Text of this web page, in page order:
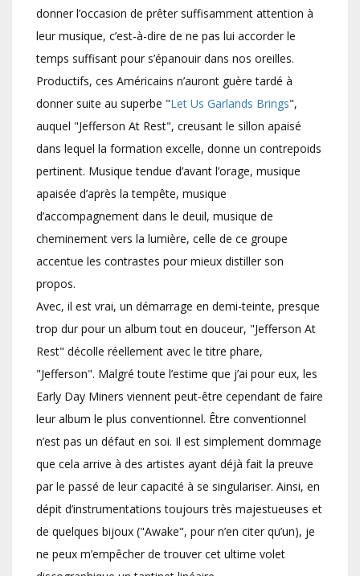
donner l’occasion de prêter suffisamment attention à
leur musique, c’est-à-dire de ne pas lui accorder le
temps suffisant pour s’épanouir dans nos oreilles.
Productifs, ces Américains n’auront guère tardé à
donner suite au superbe "Let Us Garlands Brings",
auquel "Jefferson At Rest", creusant le sillon apaisé
dans lequel la formation excelle, donne un contrepoids
pertinent. Musique tendue d’avant l’orage, musique
apaisée d’après la tempête, musique
d’accompagnement dans le deuil, musique de
cheminement vers la lumière, celle de ce groupe
accentue les contrastes pour mieux distiller son
propos.
Avec, il est vrai, un démarrage en demi-teinte, presque
trop dur pour un album tout en douceur, "Jefferson At
Rest" décolle réellement avec le titre phare,
"Jefferson". Malgré toute l’estime que j’ai pour eux, les
Early Day Miners viennent peut-être cependant de faire
leur album le plus conventionnel. Être conventionnel
n’est pas un défaut en soi. Il est simplement dommage
que cela arrive à des artistes ayant déjà fait la preuve
par le passé de leur capacité à se singulariser. Ainsi, en
dépit d’instrumentations toujours très majestueuses et
de quelques bijoux ("Awake", pour n’en citer qu’un), je
ne peux m’empêcher de trouver cet ultime volet